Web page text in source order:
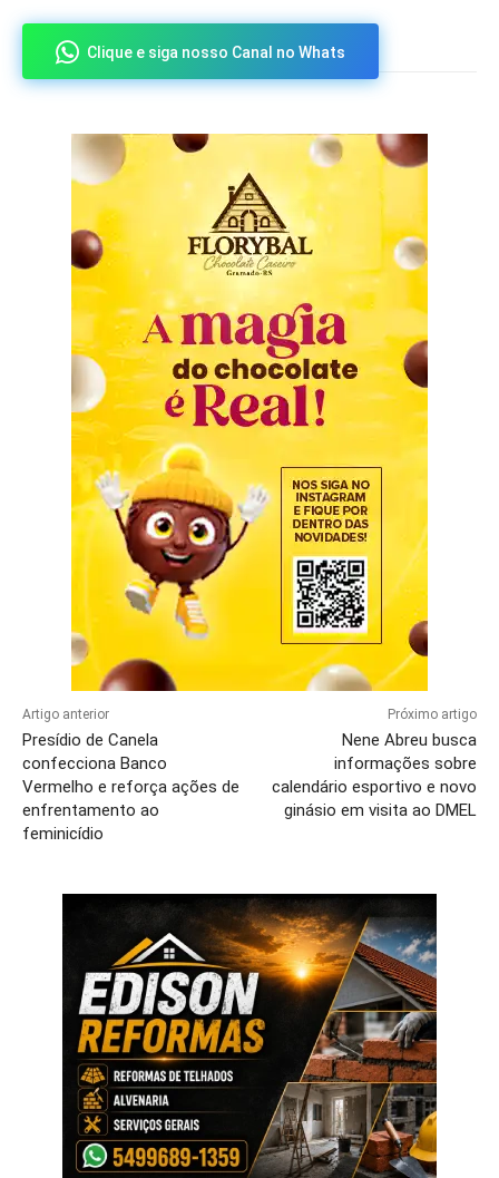
Clique e siga nosso Canal no Whats
Artigo anterior
Presídio de Canela
confecciona Banco
Vermelho e reforça ações de
enfrentamento ao
feminicídio
Próximo artigo
Nene Abreu busca
informações sobre
calendário esportivo e novo
ginásio em visita ao DMEL